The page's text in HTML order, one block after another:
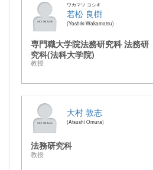
ワカマツ ヨシキ
若松 良樹
Yoshiki Wakamatsu
専門職大学院法務研究科 法務研
究科(法科大学院)
教授
大村 敦志
Atsushi Omura
法務研究科
教授